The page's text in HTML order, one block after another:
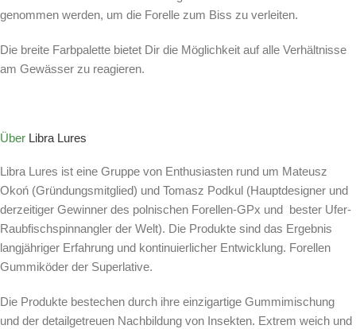
genommen werden, um die Forelle zum Biss zu verleiten.
Die breite Farbpalette bietet Dir die Möglichkeit auf alle Verhältnisse
am Gewässer zu reagieren.
Über Libra Lures
Libra Lures ist eine Gruppe von Enthusiasten rund um Mateusz
Okoń (Gründungsmitglied) und Tomasz Podkul (Hauptdesigner und
derzeitiger Gewinner des polnischen Forellen-GPx und bester Ufer-
Raubfischspinnangler der Welt). Die Produkte sind das Ergebnis
langjähriger Erfahrung und kontinuierlicher Entwicklung. Forellen
Gummiköder der Superlative.
Die Produkte bestechen durch ihre einzigartige Gummimischung
und der detailgetreuen Nachbildung von Insekten. Extrem weich und